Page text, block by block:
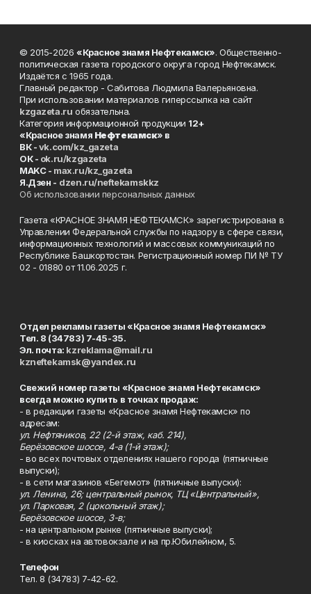
© 2015-2026 «Красное знамя Нефтекамск». Общественно-
политическая газета городского округа город Нефтекамск.
Издаётся с 1965 года.
Главный редактор - Сабитова Людмила Валерьяновна.
При использовании материалов гиперссылка на сайт
kzgazeta.ru обязательна.
Категория информационной продукции 12+
«Красное знамя Нефтекамск» в
ВК -vk.com/kz_gazeta
ОК - ok.ru/kzgazeta
MAKC - max.ru/kz_gazeta
Я.Дзен - dzen.ru/neftekamskkz
Об использовании персональных данных
Газета «КРАСНОЕ ЗНАМЯ НЕФТЕКАМСК» зарегистрирована в
Управлении Федеральной службы по надзору в сфере связи,
информационных технологий и массовых коммуникаций по
Республике Башкортостан. Регистрационный номер ПИ № ТУ
02 - 01880 от 11.06.2025 г.
Отдел рекламы газеты «Красное знамя Нефтекамск»
Тел. 8 (34783) 7-45-35.
Эл. почта: kzreklama@mail.ru
kzneftekamsk@yandex.ru
Свежий номер газеты «Красное знамя Нефтекамск»
всегда можно купить в точках продаж:
- в редакции газеты «Красное знамя Нефтекамск» по
адресам:
ул. Нефтяников, 22 (2-й этаж, каб. 214),
Берёзовское шоссе, 4-а (1-й этаж);
- во всех почтовых отделениях нашего города (пятничные
выпуски);
- в сети магазинов «Бегемот» (пятничные выпуски):
ул. Ленина, 26; центральный рынок, ТЦ «Центральный»,
ул. Парковая, 2 (цокольный этаж);
Берёзовское шоссе, 3-в;
- на центральном рынке (пятничные выпуски);
- в киосках на автовокзале и на пр.Юбилейном, 5.
Телефон
Тел. 8 (34783) 7-42-62.